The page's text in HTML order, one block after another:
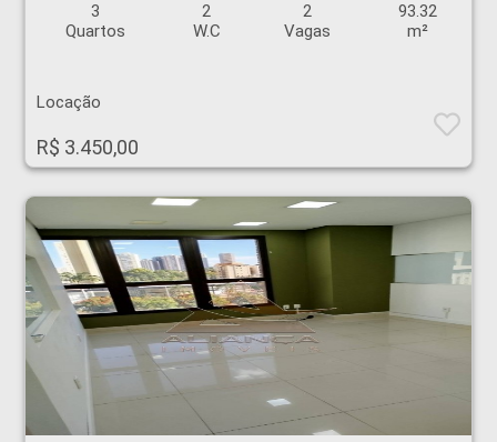
3
Quartos
2
W.C
2
Vagas
93.32
m²
Locação
R$ 3.450,00
Sala - Jardim Botânico - Ribeirão Preto